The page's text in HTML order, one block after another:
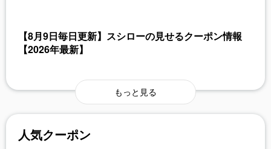
【8月9日毎日更新】スシローの見せるクーポン情報
【2026年最新】
もっと見る
人気クーポン